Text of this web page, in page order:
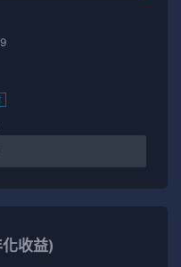
收益)